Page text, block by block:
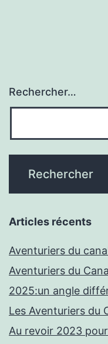
Rechercher…
Articles récents
Aventuriers du
Aventuriers du
2025:un angle
Les Aventuriers du
Au revoir 2023